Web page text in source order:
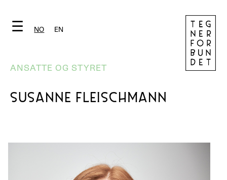
☰ NO EN
ANSATTE OG STYRET
SUSANNE FLEISCHMANN